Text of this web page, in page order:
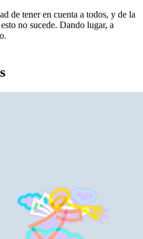
de tener en cuenta a todos, y de la
no sucede. Dando lugar, a